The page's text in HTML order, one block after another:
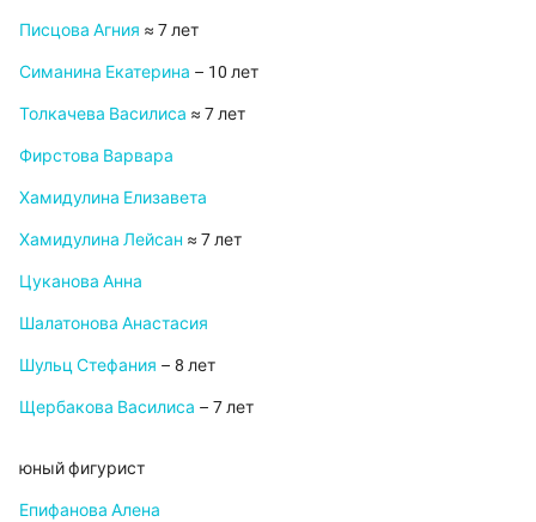
Писцова Агния ≈ 7 лет
Симанина Екатерина – 10 лет
Толкачева Василиса ≈ 7 лет
Фирстова Варвара
Хамидулина Елизавета
Хамидулина Лейсан ≈ 7 лет
Цуканова Анна
Шалатонова Анастасия
Шульц Стефания – 8 лет
Щербакова Василиса – 7 лет
юный фигурист
Епифанова Алена